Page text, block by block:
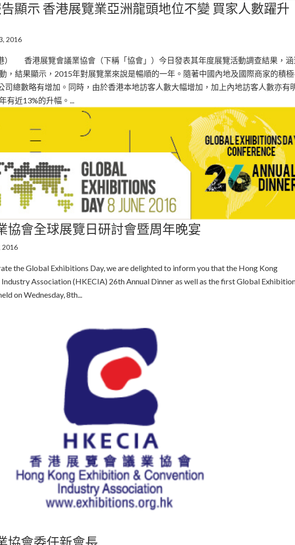
顯示 香港展覽業亞洲龍頭地位不變 買家人數躍升
2016
） 香港展覽會議業協會（下稱「協會」）今日發表其年度展覽活動調查結果，
，結果顯示，2015年對展覽業來說是暢順的一年。隨著中國內地及國際商家的積
司總數略有增加。同時，由於香港本地訪客人數大幅增加，加上內地訪客人數亦有
有近13%的升幅。...
協會全球展覽日研討會暨周年晚宴
2016
the Global Exhibitions Day, we are delighted to inform you that the Hong Kong
Association (HKECIA) 26th Annual Dinner as well as the first Global
on Wednesday, 8th...